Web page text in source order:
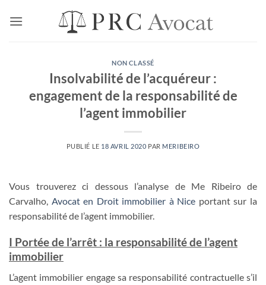
NON CLASSÉ
Insolvabilité de l’acquéreur :
engagement de la responsabilité de
l’agent immobilier
PUBLIÉ LE 18 AVRIL 2020 PAR MERIBEIRO
Vous trouverez ci dessous l’analyse de Me Ribeiro de
Carvalho, Avocat en Droit immobilier à Nice portant sur la
responsabilité de l’agent immobilier.
I Portée de l’arrêt : la responsabilité de l’agent
immobilier
L’agent immobilier engage sa responsabilité contractuelle s’il